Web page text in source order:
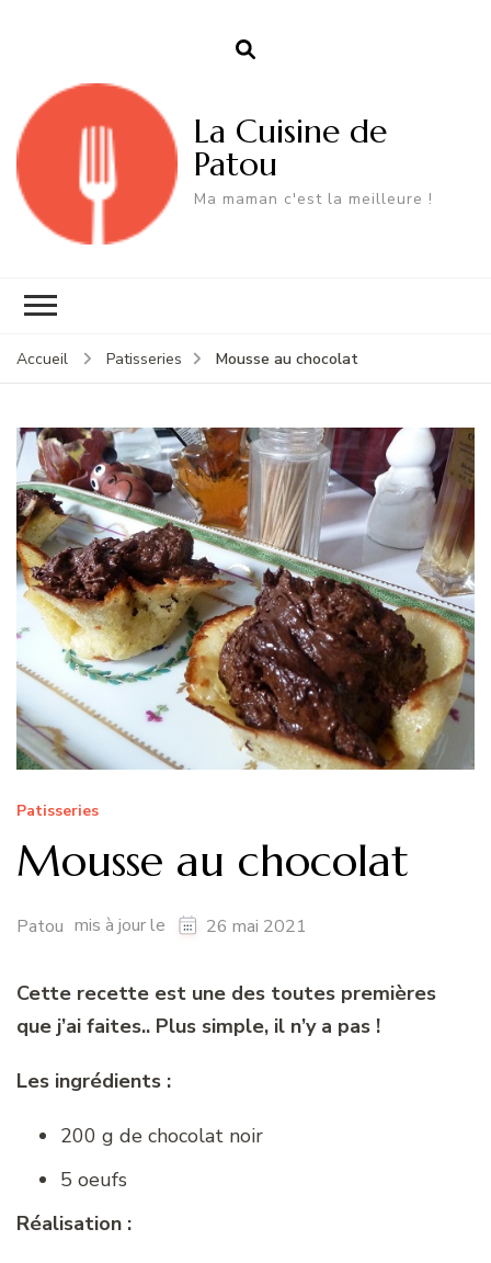
La Cuisine de
Patou
Ma maman c'est la meilleure !
Accueil Patisseries Mousse au chocolat
Patisseries
Mousse au chocolat
Patou mis à jour le 26 mai 2021
Cette recette est une des toutes premières
que j’ai faites.. Plus simple, il n’y a pas !
Les ingrédients :
200 g de chocolat noir
5 oeufs
Réalisation :